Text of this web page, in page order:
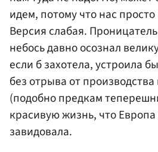
идем, потому что нас
Версия слабая.
небось давно осознал
если б захотела, устроила
без отрыва от
(подобно предкам
красивую жизнь, что
завидовала.